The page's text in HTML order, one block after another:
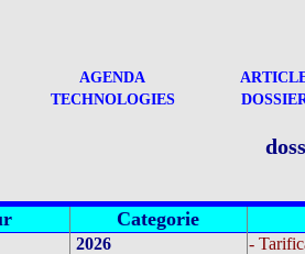
AGENDA
TECHNOLOGIES
Categorie
2026
-